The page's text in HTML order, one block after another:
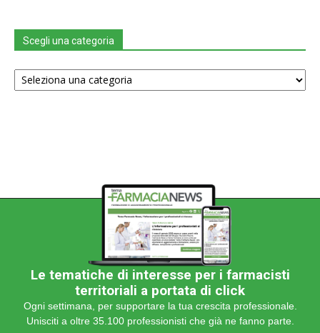
Scegli una categoria
Scegli
una
Le tematiche di interesse per i farmacisti
territoriali a portata di click
Ogni settimana, per supportare la tua crescita professionale.
Unisciti a oltre 35.100 professionisti che già ne fanno parte.